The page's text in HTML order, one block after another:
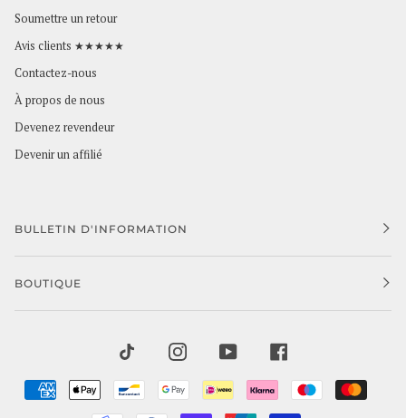
Soumettre un retour
Avis clients ★★★★★
Contactez-nous
À propos de nous
Devenez revendeur
Devenir un affilié
BULLETIN D'INFORMATION
BOUTIQUE
TIKTOK INSTAGRAMYOUTUBE
AMERICANAPPLE
BANCONTACT
GOOGLEIDEAL KLARNA MAESTRO